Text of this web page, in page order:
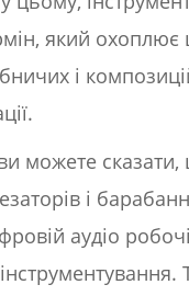
який
і
можете сказати,
і
аудіо